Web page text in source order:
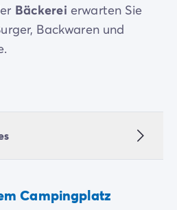
Bäckerei erwarten Sie
Backwaren und
Campingplatz